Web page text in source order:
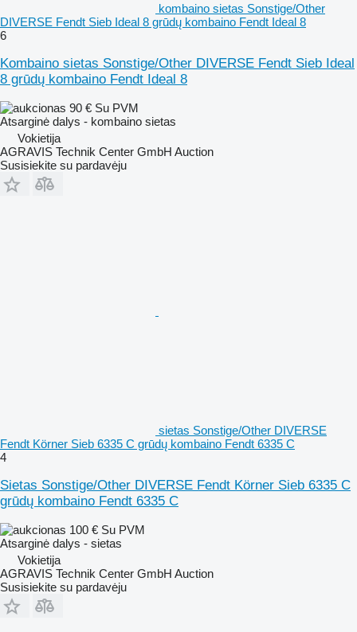
kombaino sietas Sonstige/Other
DIVERSE Fendt Sieb Ideal 8 grūdų kombaino Fendt Ideal 8
6
Kombaino sietas Sonstige/Other DIVERSE Fendt Sieb Ideal
8 grūdų kombaino Fendt Ideal 8
90 € Su PVM
Atsarginė dalys - kombaino sietas
Vokietija
AGRAVIS Technik Center GmbH Auction
Susisiekite su pardavėju
sietas Sonstige/Other DIVERSE
Fendt Körner Sieb 6335 C grūdų kombaino Fendt 6335 C
4
Sietas Sonstige/Other DIVERSE Fendt Körner Sieb 6335 C
grūdų kombaino Fendt 6335 C
100 € Su PVM
Atsarginė dalys - sietas
Vokietija
AGRAVIS Technik Center GmbH Auction
Susisiekite su pardavėju